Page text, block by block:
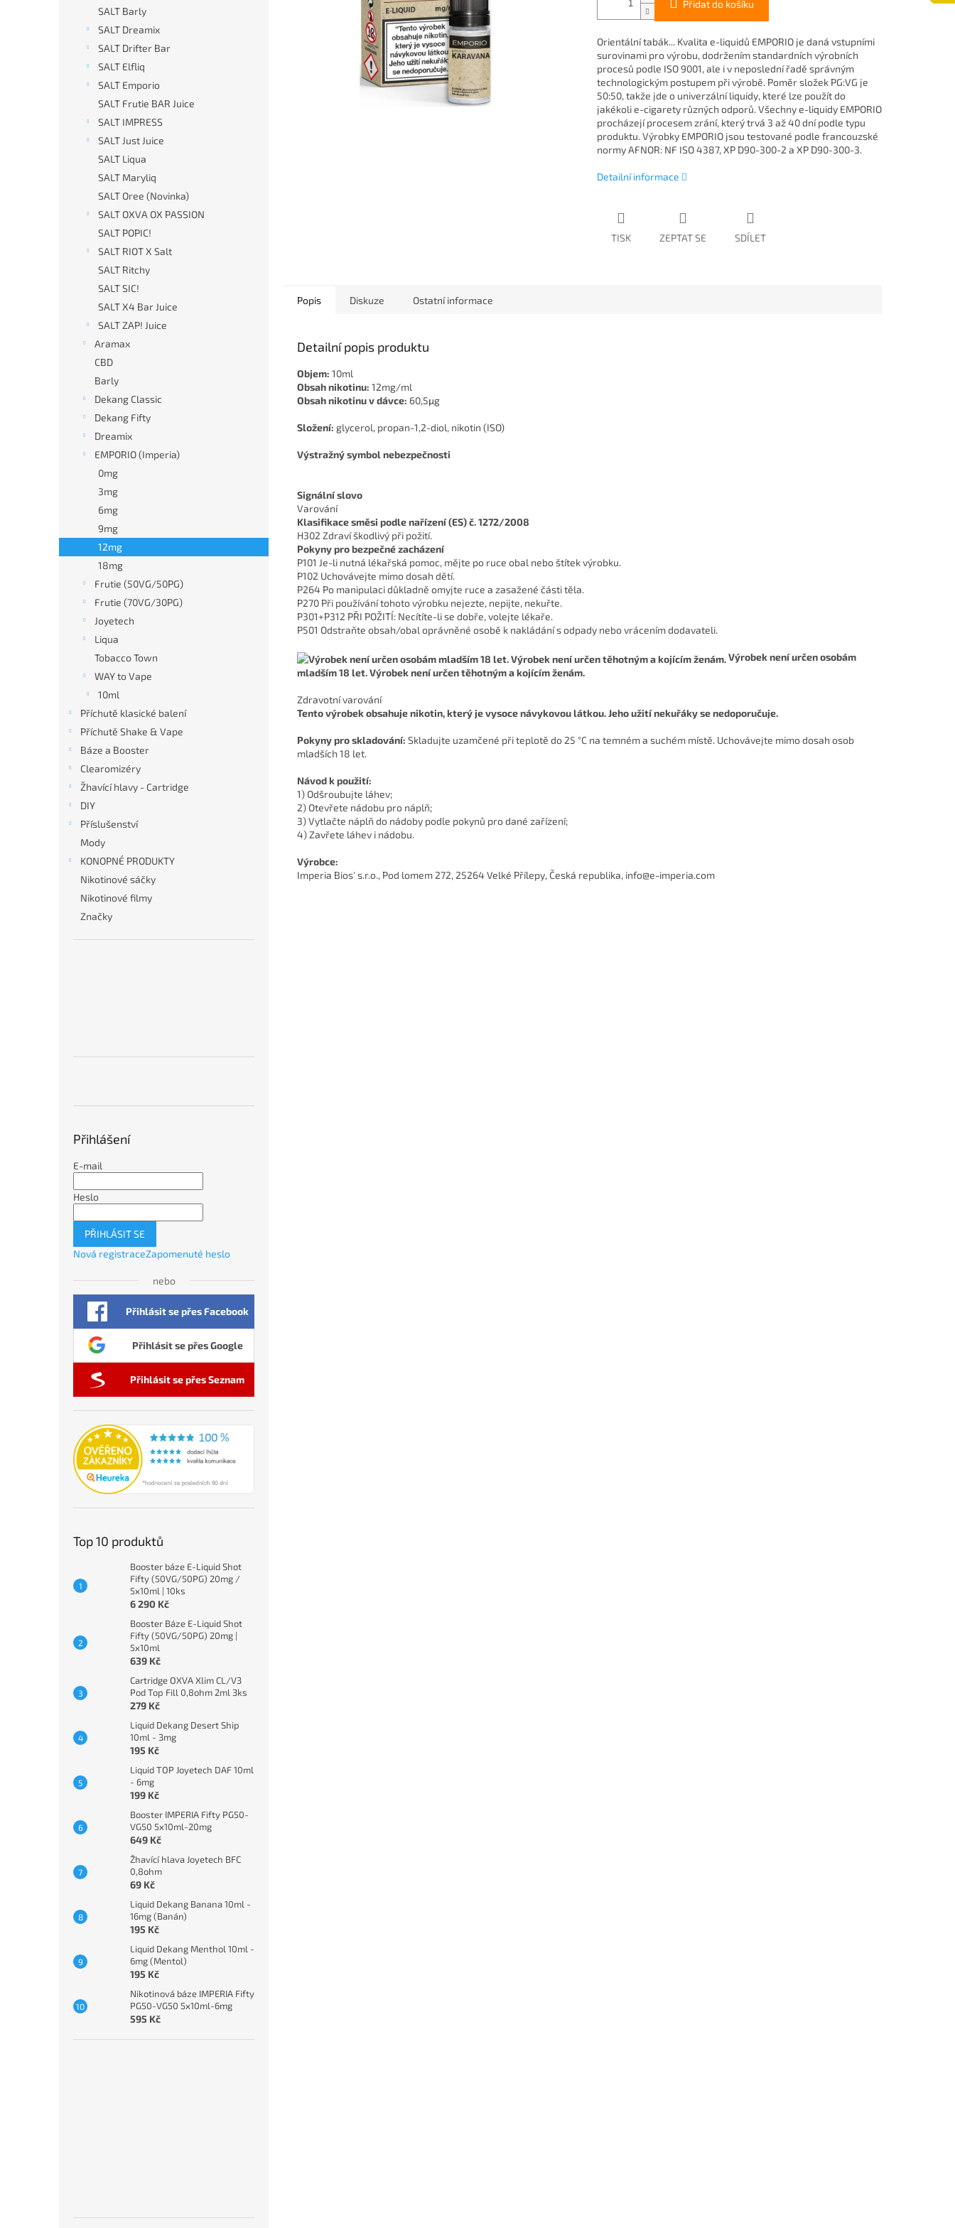
SALT Barly
SALT Dreamix
SALT Drifter Bar
SALT Elfliq
SALT Emporio
SALT Frutie BAR Juice
SALT IMPRESS
SALT Just Juice
SALT Liqua
SALT Maryliq
SALT Oree (Novinka)
SALT OXVA OX PASSION
SALT POPIC!
SALT RIOT X Salt
SALT Ritchy
SALT SIC!
SALT X4 Bar Juice
SALT ZAP! Juice
Aramax
CBD
Barly
Dekang Classic
Dekang Fifty
Dreamix
EMPORIO (Imperia)
0mg
3mg
6mg
9mg
12mg
18mg
Frutie (50VG/50PG)
Frutie (70VG/30PG)
Joyetech
Liqua
Tobacco Town
WAY to Vape
10ml
Příchutě klasické balení
Příchutě Shake & Vape
Báze a Booster
Clearomizéry
Žhavící hlavy - Cartridge
DIY
Příslušenství
Mody
KONOPNÉ PRODUKTY
Nikotinové sáčky
Nikotinové filmy
Značky
Přihlášení
E-mail
Heslo
PŘIHLÁSIT SE
Nová registraceZapomenuté heslo
nebo
Přihlásit se přes Facebook
Přihlásit se přes Google
Přihlásit se přes Seznam
Top 10 produktů
Booster báze E-Liquid Shot
Fifty (50VG/50PG) 20mg /
5x10ml | 10ks
6 290 Kč
Booster Báze E-Liquid Shot
Fifty (50VG/50PG) 20mg |
5x10ml
639 Kč
Cartridge OXVA Xlim CL/V3
Pod Top Fill 0,8ohm 2ml 3ks
279 Kč
Liquid Dekang Desert Ship
10ml - 3mg
195 Kč
Liquid TOP Joyetech DAF 10ml
- 6mg
199 Kč
Booster IMPERIA Fifty PG50-
VG50 5x10ml-20mg
649 Kč
Žhavící hlava Joyetech BFC
0,8ohm
69 Kč
Liquid Dekang Banana 10ml -
16mg (Banán)
195 Kč
Liquid Dekang Menthol 10ml -
6mg (Mentol)
195 Kč
Nikotinová báze IMPERIA Fifty
PG50-VG50 5x10ml-6mg
595 Kč
Přidat do košíku
Orientální tabák... Kvalita e-liquidů EMPORIO je daná vstupními
surovinami pro výrobu, dodržením standardních výrobních
procesů podle ISO 9001, ale i v neposlední řadě správným
technologickým postupem při výrobě. Poměr složek PG:VG je
50:50, takže jde o univerzální liquidy, které lze použít do
jakékoli e-cigarety různých odporů. Všechny e-liquidy EMPORIO
procházejí procesem zrání, který trvá 3 až 40 dní podle typu
produktu. Výrobky EMPORIO jsou testované podle francouzské
normy AFNOR: NF ISO 4387, XP D90-300-2 a XP D90-300-3.
Detailní informace
TISK ZEPTAT SE SDÍLET
Popis Diskuze Ostatní informace
Detailní popis produktu
Objem: 10ml
Obsah nikotinu: 12mg/ml
Obsah nikotinu v dávce: 60,5μg
Složení: glycerol, propan-1,2-diol, nikotin (ISO)
Výstražný symbol nebezpečnosti
Signální slovo
Varování
Klasifikace směsi podle nařízení (ES) č. 1272/2008
H302 Zdraví škodlivý při požití.
Pokyny pro bezpečné zacházení
P101 Je-li nutná lékařská pomoc, mějte po ruce obal nebo štítek výrobku.
P102 Uchovávejte mimo dosah dětí.
P264 Po manipulaci důkladně omyjte ruce a zasažené části těla.
P270 Při používání tohoto výrobku nejezte, nepijte, nekuřte.
P301+P312 PŘI POŽITÍ: Necítíte-li se dobře, volejte lékaře.
P501 Odstraňte obsah/obal oprávněné osobě k nakládání s odpady nebo vrácením dodavateli.
Výrobek není určen osobám
mladším 18 let. Výrobek není určen těhotným a kojícím ženám.
Zdravotní varování
Tento výrobek obsahuje nikotin, který je vysoce návykovou látkou. Jeho užití nekuřáky se nedoporučuje.
Pokyny pro skladování: Skladujte uzamčené při teplotě do 25 °C na temném a suchém místě. Uchovávejte mimo dosah osob
mladších 18 let.
Návod k použití:
1) Odšroubujte láhev;
2) Otevřete nádobu pro náplň;
3) Vytlačte náplň do nádoby podle pokynů pro dané zařízení;
4) Zavřete láhev i nádobu.
Výrobce:
Imperia Bios' s.r.o., Pod lomem 272, 25264 Velké Přílepy, Česká republika, info@e-imperia.com